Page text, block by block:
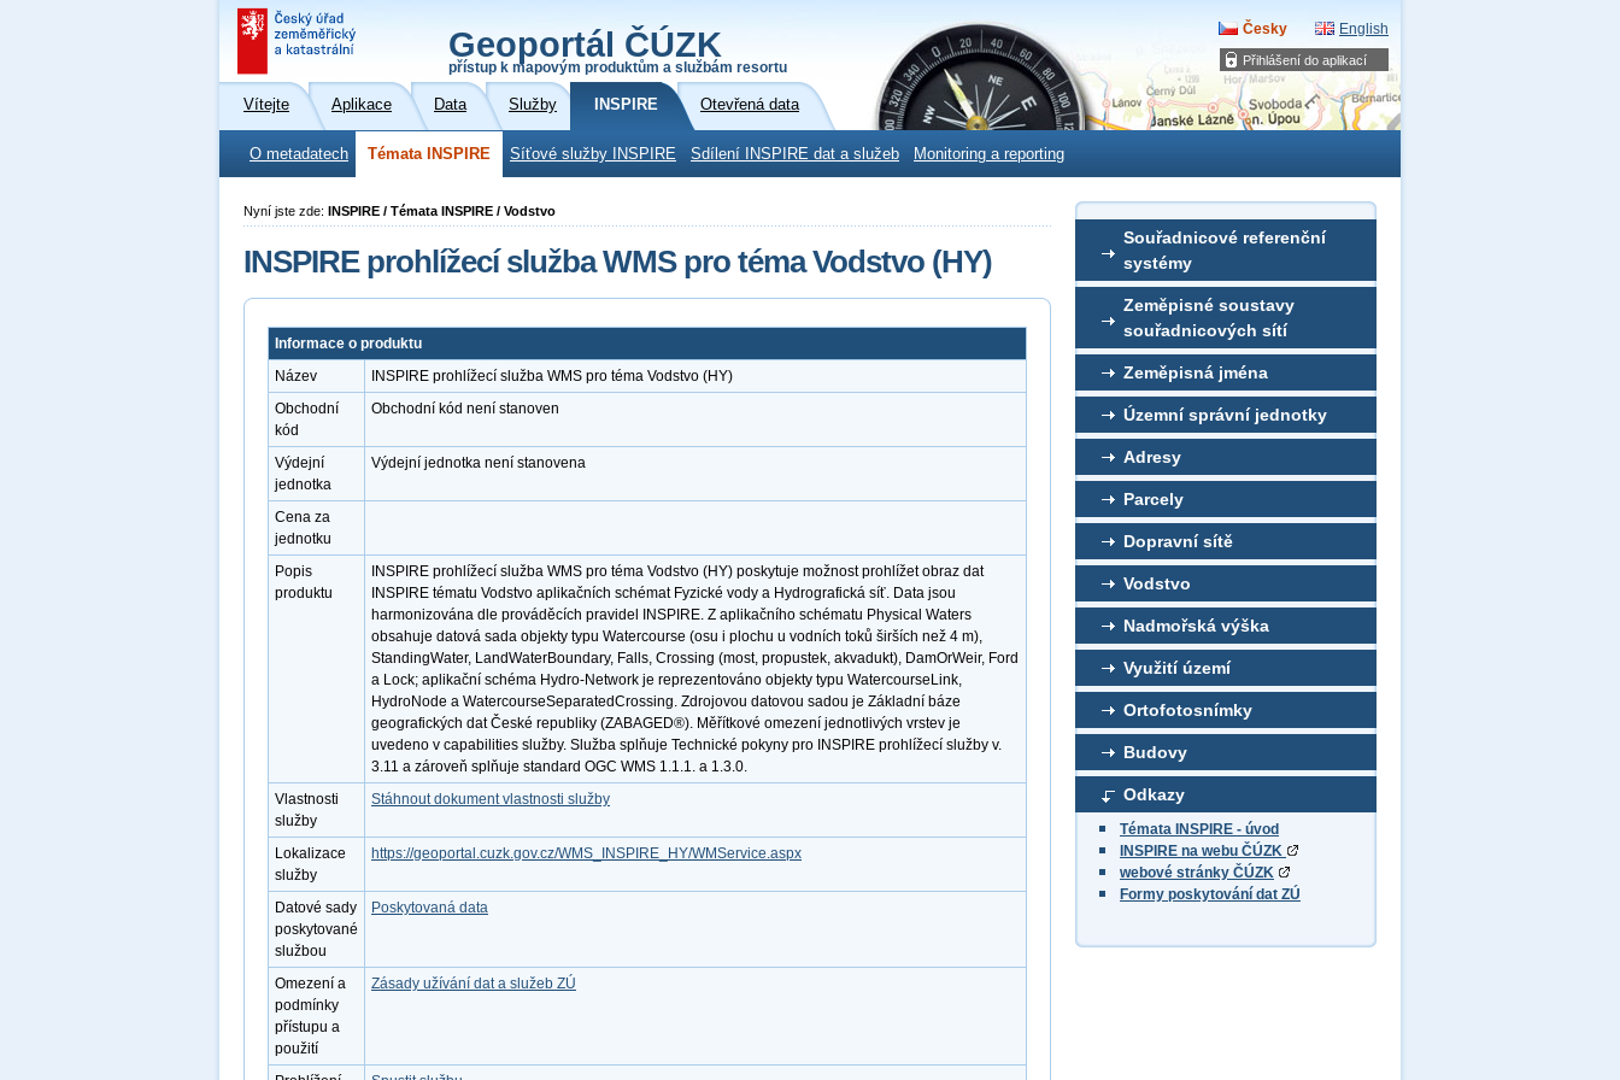
Přihlášení do aplikací
Geoportál ČÚZK
přístup k mapovým produktům a službám resortu
Česky English
Vítejte Aplikace Data Služby INSPIRE Otevřená data
O metadatech Témata INSPIRE Síťové služby INSPIRE Sdílení INSPIRE dat a služeb Monitoring a reporting
Souřadnicové referenční
systémy
Zeměpisné soustavy
souřadnicových sítí
Zeměpisná jména
Územní správní jednotky
Adresy
Parcely
Dopravní sítě
Vodstvo
Nadmořská výška
Využití území
Ortofotosnímky
Budovy
Odkazy
Témata INSPIRE - úvod
INSPIRE na webu ČÚZK
webové stránky ČÚZK
Formy poskytování dat ZÚ
Nyní jste zde: INSPIRE / Témata INSPIRE / Vodstvo
INSPIRE prohlížecí služba WMS pro téma Vodstvo (HY)
Informace o produktu
Název
INSPIRE prohlížecí služba WMS pro téma Vodstvo (HY)
Obchodní
kód
Obchodní kód není stanoven
Výdejní
jednotka
Výdejní jednotka není stanovena
Cena za
jednotku
Popis
produktu
INSPIRE prohlížecí služba WMS pro téma Vodstvo (HY) poskytuje možnost prohlížet obraz dat
INSPIRE tématu Vodstvo aplikačních schémat Fyzické vody a Hydrografická síť. Data jsou
harmonizována dle prováděcích pravidel INSPIRE. Z aplikačního schématu Physical Waters
obsahuje datová sada objekty typu Watercourse (osu i plochu u vodních toků širších než 4 m),
StandingWater, LandWaterBoundary, Falls, Crossing (most, propustek, akvadukt), DamOrWeir, Ford
a Lock; aplikační schéma Hydro-Network je reprezentováno objekty typu WatercourseLink,
HydroNode a WatercourseSeparatedCrossing. Zdrojovou datovou sadou je Základní báze
geografických dat České republiky (ZABAGED®). Měřítkové omezení jednotlivých vrstev je
uvedeno v capabilities služby. Služba splňuje Technické pokyny pro INSPIRE prohlížecí služby v.
3.11 a zároveň splňuje standard OGC WMS 1.1.1. a 1.3.0.
Vlastnosti
služby
Stáhnout dokument vlastnosti služby
Lokalizace
služby
https://geoportal.cuzk.gov.cz/WMS_INSPIRE_HY/WMService.aspx
Datové sady
poskytované
službou
Poskytovaná data
Omezení a
podmínky
přístupu a
použití
Zásady užívání dat a služeb ZÚ